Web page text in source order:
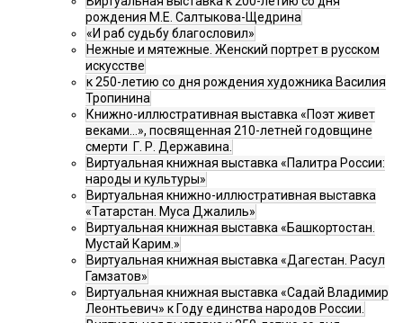
рождения М.Е. Салтыкова-Щедрина
«И раб судьбу благословил»
Нежные и мятежные. Женский портрет в русском
искусстве
к 250-летию со дня рождения художника Василия
Тропинина
Книжно-иллюстративная выставка «Поэт живет
веками…», посвященная 210-летней годовщине
смерти Г. Р. Державина.
Виртуальная книжная выставка «Палитра России:
народы и культуры»
Виртуальная книжно-иллюстративная выставка
«Татарстан. Муса Джалиль»
Виртуальная книжная выставка «Башкортостан.
Мустай Карим.»
Виртуальная книжная выставка «Дагестан. Расул
Гамзатов»
Виртуальная книжная выставка «Садай Владимир
Леонтьевич» к Году единства народов России.